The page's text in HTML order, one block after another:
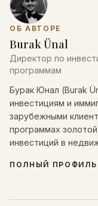
ОБ АВТОРЕ
Burak Ünal
Директор по
программам
Бурак Юнал (Burak
инвестициям и
зарубежными
программах
инвестиций в
ПОЛНЫЙ ПРОФИЛЬ